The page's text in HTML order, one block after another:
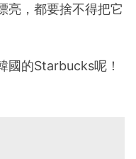
亮，都要捨不得把它
國的Starbucks呢！